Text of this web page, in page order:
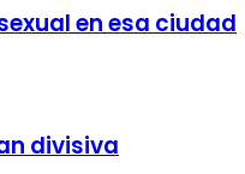
en esa ciudad
divisiva